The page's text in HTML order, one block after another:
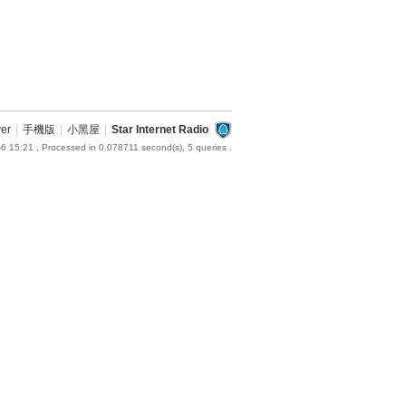
手機版 小黑屋 Star Internet Radio
15:21 , Processed in 0.078711 second(s), 5 queries .